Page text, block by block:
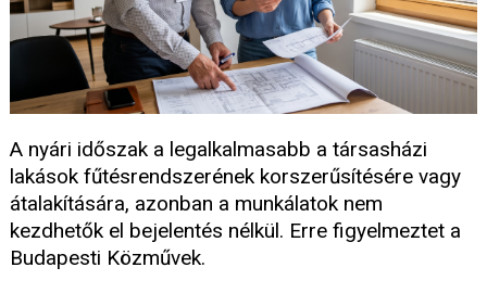
A nyári időszak a legalkalmasabb a társasházi
lakások fűtésrendszerének korszerűsítésére vagy
átalakítására, azonban a munkálatok nem
kezdhetők el bejelentés nélkül. Erre figyelmeztet a
Budapesti Közművek.